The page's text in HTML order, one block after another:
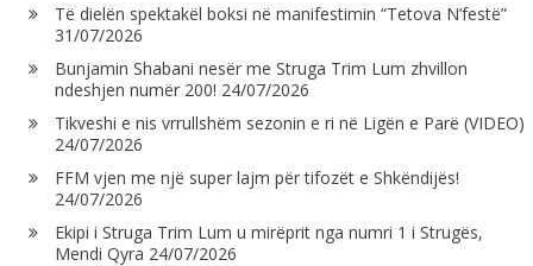
Të dielën spektakël boksi në manifestimin “Tetova N’festë”
31/07/2026
Bunjamin Shabani nesër me Struga Trim Lum zhvillon
ndeshjen numër 200! 24/07/2026
Tikveshi e nis vrrullshëm sezonin e ri në Ligën e Parë (VIDEO)
24/07/2026
FFM vjen me një super lajm për tifozët e Shkëndijës!
24/07/2026
Ekipi i Struga Trim Lum u mirëprit nga numri 1 i Strugës,
Mendi Qyra 24/07/2026